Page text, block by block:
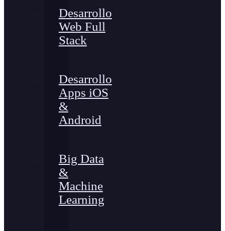
Desarrollo
Web Full
Stack
Desarrollo
Apps iOS
&
Android
Big Data
&
Machine
Learning